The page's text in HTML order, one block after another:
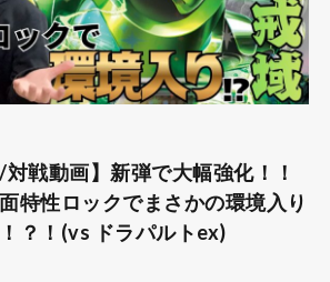
/対戦動画】新弾で大幅強化！！
特性ロックでまさかの環境入り
？！(vs ドラパルトex)